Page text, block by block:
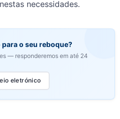
necessidades.
o seu reboque?
— responderemos em até 24
eletrónico